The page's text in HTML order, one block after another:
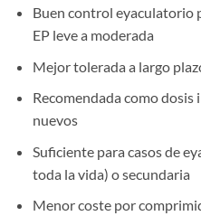
Buen control eyaculatorio
EP leve a moderada
Mejor tolerada a largo
Recomendada como
nuevos
Suficiente para casos de
toda la vida) o secundaria
Menor coste por